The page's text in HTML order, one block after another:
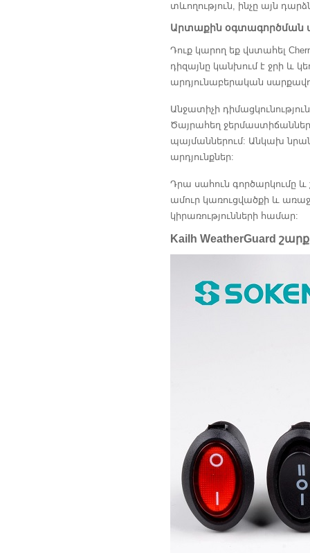
տևողություն, ինչը այն
Արտաքին օգտագործման
Դուք կարող եք վստահել
դիզայնը կանխում է ջրի և
արդյունաբերական
Անջատիչի
Ծայրահեղ
պայմաններում: Անկախ
արդյունքներ:
Դրա սահուն գործարկումը
ամուր կառուցվածքի և
կիրառությունների համար:
Kailh WeatherGuard